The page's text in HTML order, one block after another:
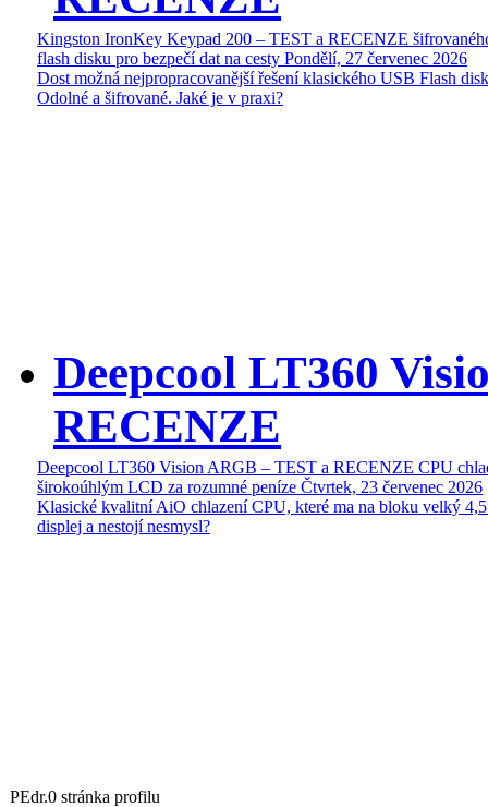
Kingston IronKey Keypad 200 – TEST a RECENZE
flash disku pro bezpečí dat na cesty Pondělí, 27 červenec 2026
Dost možná nejpropracovanější řešení klasického USB Flash
Odolné a šifrované. Jaké je v praxi?
Deepcool LT360
RECENZE
Deepcool LT360 Vision ARGB – TEST a RECENZE CPU
širokoúhlým LCD za rozumné peníze Čtvrtek, 23 červenec 2026
Klasické kvalitní AiO chlazení CPU, které ma na bloku velký
displej a nestojí nesmysl?
PEdr.0 stránka profilu